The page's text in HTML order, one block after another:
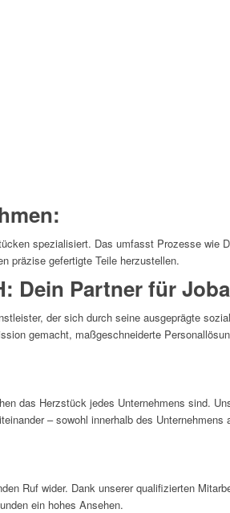
spezialisiert. Das umfasst Prozesse wie
präzise gefertigte Teile herzustellen.
Dein Partner für
der sich durch seine ausgeprägte
gemacht, maßgeschneiderte
das Herzstück jedes Unternehmens sind.
– sowohl innerhalb des
Ruf wider. Dank unserer qualifizierten
ein hohes Ansehen.